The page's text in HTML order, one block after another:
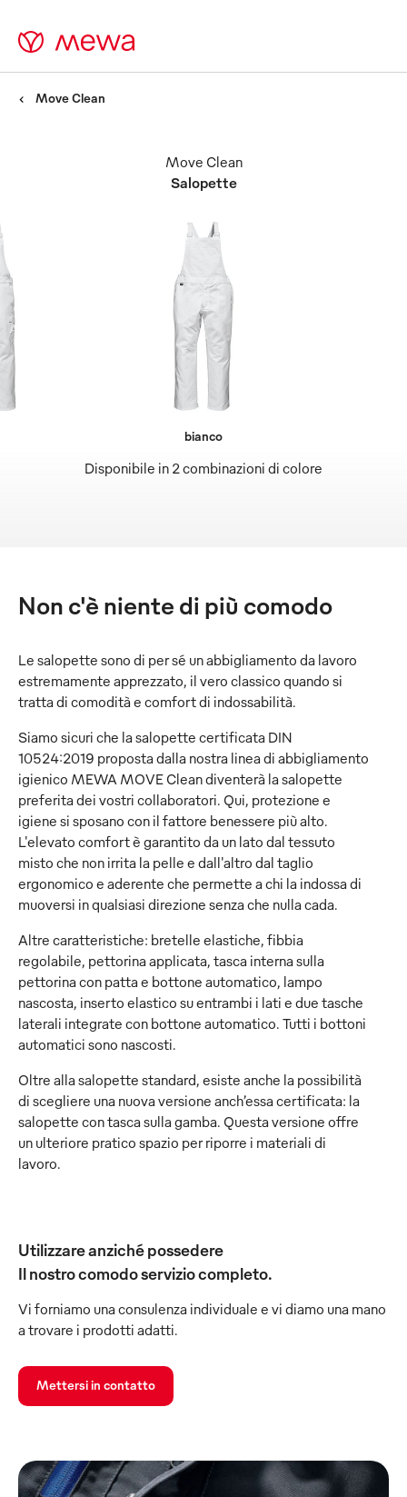
Move Clean
Salopette
Move Clean
Disponibile in 2 combinazioni di colore
bianco
Non c'è niente di più comodo
Le salopette sono di per sé un abbigliamento da lavoro
estremamente apprezzato, il vero classico quando si
tratta di comodità e comfort di indossabilità.
Siamo sicuri che la salopette certificata DIN
10524:2019 proposta dalla nostra linea di abbigliamento
igienico MEWA MOVE Clean diventerà la salopette
preferita dei vostri collaboratori. Qui, protezione e
igiene si sposano con il fattore benessere più alto.
L'elevato comfort è garantito da un lato dal tessuto
misto che non irrita la pelle e dall'altro dal taglio
ergonomico e aderente che permette a chi la indossa di
muoversi in qualsiasi direzione senza che nulla cada.
Altre caratteristiche: bretelle elastiche, fibbia
regolabile, pettorina applicata, tasca interna sulla
pettorina con patta e bottone automatico, lampo
nascosta, inserto elastico su entrambi i lati e due tasche
laterali integrate con bottone automatico. Tutti i bottoni
automatici sono nascosti.
Oltre alla salopette standard, esiste anche la possibilità
di scegliere una nuova versione anch’essa certificata: la
salopette con tasca sulla gamba. Questa versione offre
un ulteriore pratico spazio per riporre i materiali di
lavoro.
Utilizzare anziché possedere
Il nostro comodo servizio completo.
Vi forniamo una consulenza individuale e vi diamo una mano
a trovare i prodotti adatti.
Mettersi in contatto